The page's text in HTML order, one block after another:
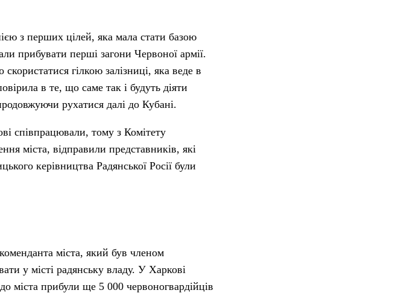
з перших цілей, яка мала стати базою
прибувати перші загони Червоної армії.
гілкою залізниці, яка веде в
в те, що саме так і будуть діяти
рухатися далі до Кубані.
співпрацювали, тому з Комітету
міста, відправили представників, які
керівництва Радянської Росії були
міста, який був членом
у місті радянську владу. У Харкові
міста прибули ще 5 000 червоногвардійців